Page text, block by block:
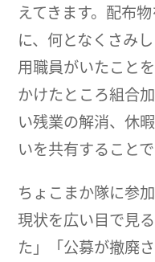
えてきます。配布
に、何となくさみ
用職員がいたこと
かけたところ組合
い残業の解消、休
いを共有すること
ちょこまか隊に参
現状を広い目で見
た」「公募が撤廃